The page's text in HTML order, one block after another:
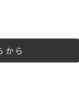
から